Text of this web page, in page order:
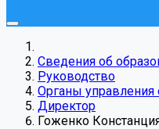
Сведения об
Руководство
Органы управления
Директор
Гоженко